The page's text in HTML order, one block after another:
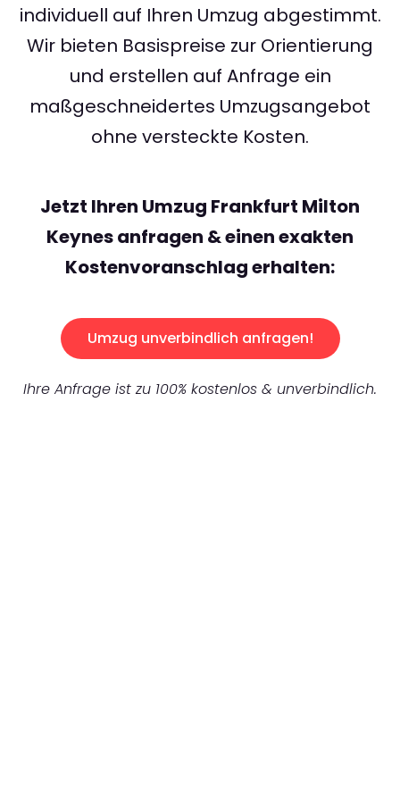
individuell auf Ihren Umzug abgestimmt.
Wir bieten Basispreise zur Orientierung
und erstellen auf Anfrage ein
maßgeschneidertes Umzugsangebot
ohne versteckte Kosten.
Jetzt Ihren Umzug Frankfurt Milton
Keynes anfragen & einen exakten
Kostenvoranschlag erhalten:
Umzug unverbindlich anfragen!
Ihre Anfrage ist zu 100% kostenlos & unverbindlich.